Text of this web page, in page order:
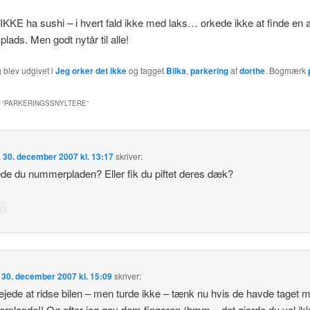
ha sushi – i hvert fald ikke med laks… orkede ikke at finde en
Men godt nytår til alle!
udgivet i Jeg orker det ikkeog tagget Bilka, parkeringafdorthe. Bogmærk
PARKERINGSSNYLTERE”
30. december 2007 kl. 13:17skriver:
du nummerpladen? Eller fik du piftet deres dæk?
30. december 2007 kl. 15:09skriver:
at ridse bilen – men turde ikke – tænk nu hvis de havde taget